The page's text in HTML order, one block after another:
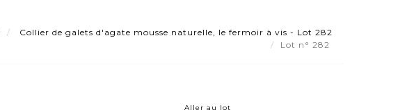
Collier de galets d'agate mousse naturelle, le fermoir à vis - Lot 282
Lot n° 282
Aller au lot